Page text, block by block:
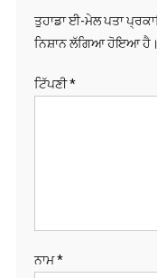
ਤੁਹਾਡਾ ਈ-ਮੇਲ ਪਤਾ
ਨਿਸ਼ਾਨ ਲੱਗਿਆ ਹੋਇਆ ਹੈ।
ਟਿੱਪਣੀ*
ਨਾਮ*